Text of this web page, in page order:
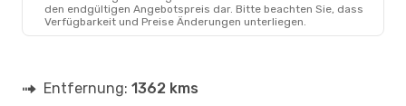
SZG- IBZ
EurowingsDirekt
IBZ - SZG
den endgültigen Angebotspreis dar. Bitte beachten Sie, dass
Verfügbarkeit und Preise Änderungen unterliegen.
Entfernung: 1362 kms